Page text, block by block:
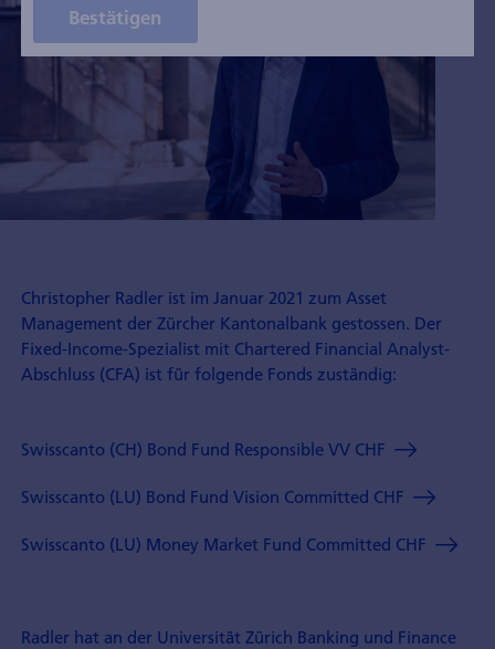
Christopher Radler ist im Januar 2021 zum Asset
Management der Zürcher Kantonalbank gestossen. Der
Fixed-Income-Spezialist mit Chartered Financial Analyst-
Abschluss (CFA) ist für folgende Fonds zuständig:
Swisscanto (CH) Bond Fund Responsible VV CHF
Swisscanto (LU) Bond Fund Vision Committed CHF
Swisscanto (LU) Money Market Fund Committed CHF
Radler hat an der Universität Zürich Banking und Finance
Bestätigen